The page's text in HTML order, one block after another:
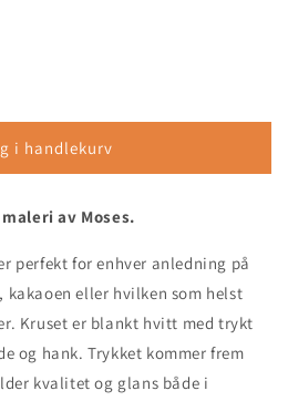
i handlekurv
av Moses.
perfekt for enhver anledning på
kakaoen eller hvilken som helst
Kruset er blankt hvitt med trykt
og hank. Trykket kommer frem
kvalitet og glans både i